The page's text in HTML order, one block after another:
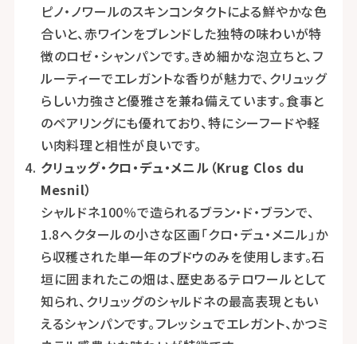
ピノ・ノワールのスキンコンタクトによる鮮やかな色
合いと、赤ワインをブレンドした独特の味わいが特
徴のロゼ・シャンパンです。きめ細かな泡立ちと、フ
ルーティーでエレガントな香りが魅力で、クリュッグ
らしい力強さと優雅さを兼ね備えています。食事と
のペアリングにも優れており、特にシーフードや軽
い肉料理と相性が良いです。
クリュッグ・クロ・デュ・メニル（Krug Clos du
Mesnil）
シャルドネ100％で造られるブラン・ド・ブランで、
1.8ヘクタールの小さな区画「クロ・デュ・メニル」か
ら収穫された単一年のブドウのみを使用します。石
垣に囲まれたこの畑は、歴史あるテロワールとして
知られ、クリュッグのシャルドネの最高表現ともい
えるシャンパンです。フレッシュでエレガント、かつミ